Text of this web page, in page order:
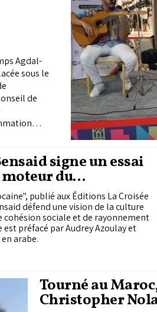
Agdal-
sous le
de
signe un essai
du
publié aux Éditions La Croisée
défend une vision de la culture
sociale et de rayonnement
préfacé par Audrey Azoulay et
arabe.
Tourné au Maroc,
Christopher